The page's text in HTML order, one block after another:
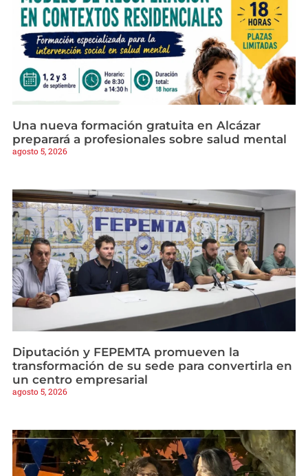
Una nueva formación gratuita en Alcázar
preparará a profesionales sobre salud mental
agosto 5, 2026
Diputación y FEPEMTA promueven la
transformación de su sede para convertirla en
un centro empresarial
agosto 5, 2026